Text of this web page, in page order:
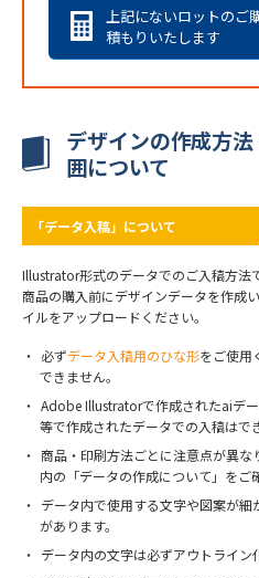
上記にないロットのご
積もりいたします
デザインの作成方
囲について
「データ入稿」について
Illustrator形式のデータでのご入稿方法で
商品の購入前にデザインデータを作成
イルをアップロードください。
必ずデータ入稿用のひな形をご使用
できません。
Adobe Illustratorで作成されたaiデ
等で作成されたデータでの入稿はで
商品・印刷方法ごとに注意点が異な
内の「データの作成について」をご
データ内で使用する文字や図案が
があります。
データ内の文字は必ずアウトライン